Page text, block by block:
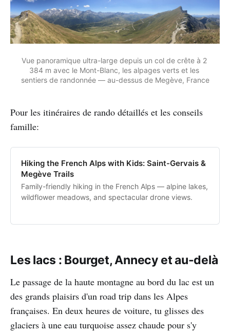
Vue panoramique ultra-large depuis un col de crête à 2
384 m avec le Mont-Blanc, les alpages verts et les
sentiers de randonnée — au-dessus de Megève, France
Pour les itinéraires de rando détaillés et les conseils
famille:
Hiking the French Alps with Kids: Saint-Gervais &
Megève Trails
Family-friendly hiking in the French Alps — alpine lakes,
wildflower meadows, and spectacular drone views.
Les lacs : Bourget, Annecy et au-delà
Le passage de la haute montagne au bord du lac est un
des grands plaisirs d'un road trip dans les Alpes
françaises. En deux heures de voiture, tu glisses des
glaciers à une eau turquoise assez chaude pour s'y